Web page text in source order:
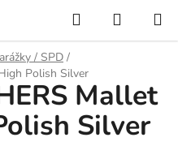
Hledat
KOŠÍK
/ SPD /
Polish Silver
Mallet
Silver